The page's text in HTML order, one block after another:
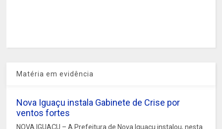
Matéria em evidência
Nova Iguaçu instala Gabinete de Crise por
ventos fortes
NOVA IGUAÇU – A Prefeitura de Nova Iguaçu instalou, nesta